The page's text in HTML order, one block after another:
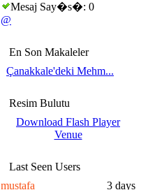
Mesaj Say�s�: 0
@
En Son Makaleler
Çanakkale'deki Mehm...
Resim Bulutu
Download Flash Player
Venue
Last Seen Users
mustafa
3 days